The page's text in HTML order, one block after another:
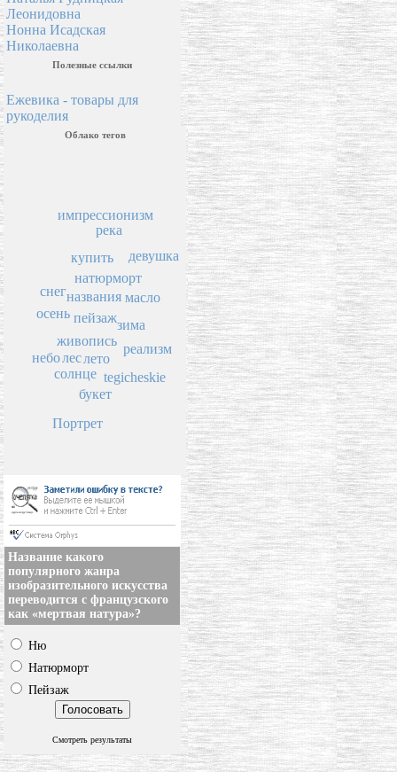
Леонидовна
Нонна Исадская
Николаевна
Полезные ссылки
Ежевика - товары для
рукоделия
Облако тегов
пейзаж
названия
живопись
лето
натюрморт
купить
солнце
лес
зима
осень
букет
масло
река
снег
tegicheskie
реализм
небо
импрессионизм
Портрет
девушка
Название какого
популярного жанра
изобразительного искусства
переводится с французского
как «мертвая натура»?
Ню
Натюрморт
Пейзаж
Смотреть результаты